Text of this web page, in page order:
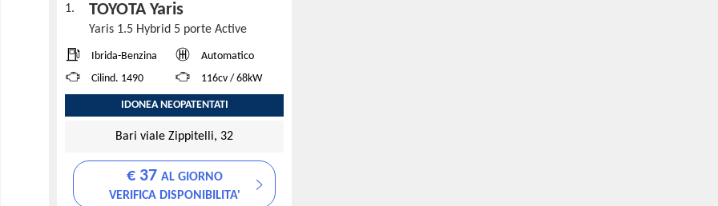
1. TOYOTA Yaris
Yaris 1.5 Hybrid 5 porte Active
Ibrida-Benzina
Automatico
Cilind. 1490
116cv / 68kW
IDONEA NEOPATENTATI
Bari viale Zippitelli, 32
€ 37 AL GIORNO
VERIFICA DISPONIBILITA'